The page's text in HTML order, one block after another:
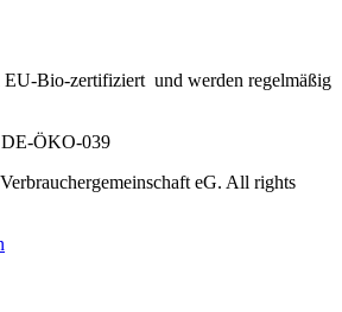
Bio-zertifiziert und werden regelmäßig
ÖKO-039
eG. All rights